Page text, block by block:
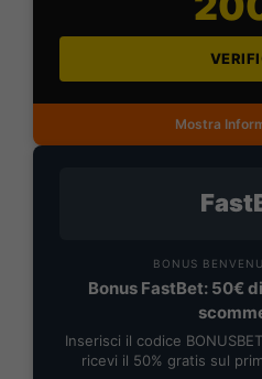
Mostra
BONUS
Bonus FastBet: 50€
Inserisci il codice
ricevi il 50% gratis sul